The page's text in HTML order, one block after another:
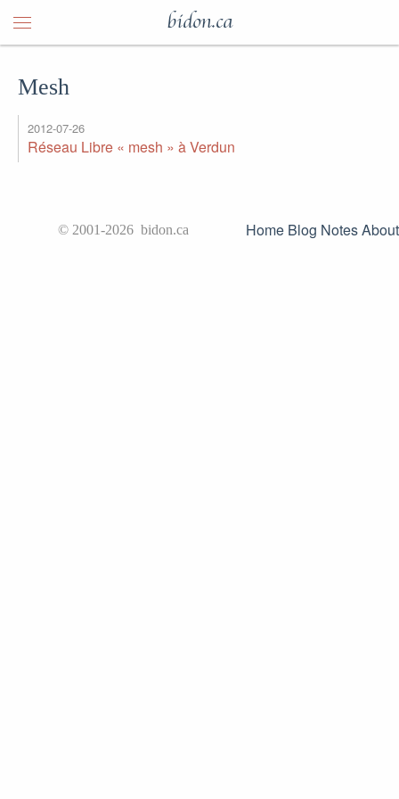
bidon.ca
Mesh
2012-07-26
Réseau Libre « mesh » à Verdun
Home Blog NotesAbout
© 2001-2026 bidon.ca